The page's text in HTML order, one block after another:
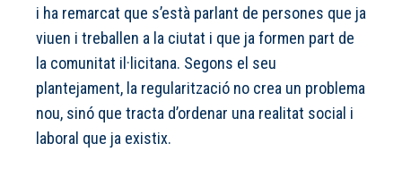
i ha remarcat que s’està parlant de persones que ja
viuen i treballen a la ciutat i que ja formen part de
la comunitat il·licitana. Segons el seu
plantejament, la regularització no crea un problema
nou, sinó que tracta d’ordenar una realitat social i
laboral que ja existix.